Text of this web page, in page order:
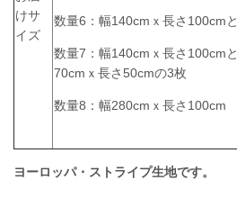
けサ
イズ
数量6：幅140cmｘ長さ100cmと
数量7：幅140cmｘ長さ100cmと
70cmｘ長さ50cmの3枚
数量8：幅280cmｘ長さ100cm
ヨーロッパ・ストライプ生地です。